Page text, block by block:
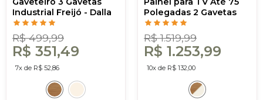
Industrial Freijó - Dalla
Costa
R$ 499,99
R$ 351,49
7x de R$ 52,86
Polegadas 2 Gavetas
com Led 183cm Ripado
Freijó/Off White - Dalla
Costa
R$ 1.519,99
R$ 1.253,99
10x de R$ 132,00